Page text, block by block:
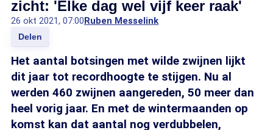
zicht: 'Elke dag wel vijf keer raak'
26 okt 2021, 07:00Ruben Messelink
Delen
Het aantal botsingen met wilde zwijnen lijkt
dit jaar tot recordhoogte te stijgen. Nu al
werden 460 zwijnen aangereden, 50 meer dan
heel vorig jaar. En met de wintermaanden op
komst kan dat aantal nog verdubbelen,